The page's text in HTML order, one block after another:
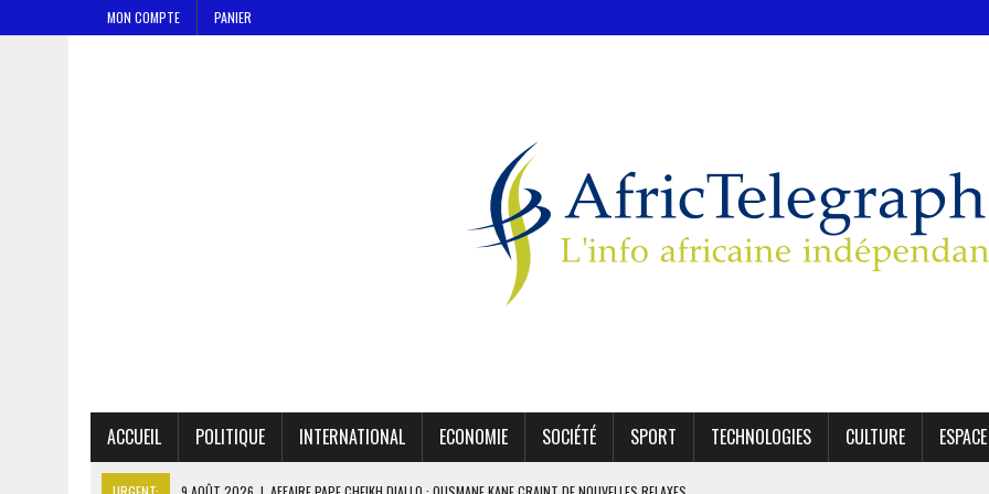
MON COMPTE PANIER
ACCUEIL POLITIQUE INTERNATIONAL ECONOMIE SOCIÉTÉ SPORT TECHNOLOGIES CULTURE